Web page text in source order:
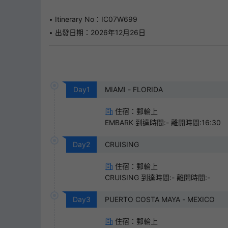
Itinerary No：IC07W699
出發日期：2026年12月26日
Day1 MIAMI - FLORIDA
住宿：郵輪上
EMBARK 到達時間:- 離開時間:16:30
Day2 CRUISING
住宿：郵輪上
CRUISING 到達時間:- 離開時間:-
Day3 PUERTO COSTA MAYA - MEXICO
住宿：郵輪上